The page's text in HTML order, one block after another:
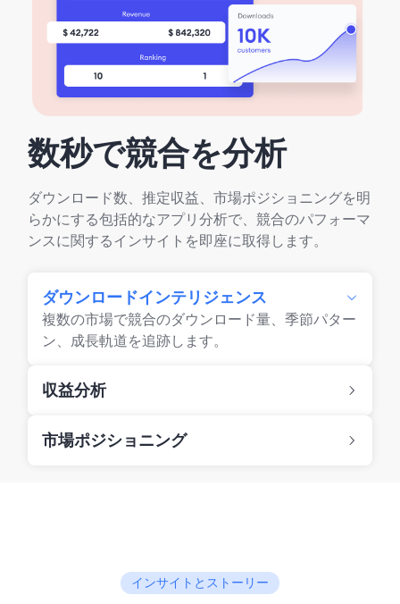
数秒で競合を分析
ダウンロード数、推定収益、市場ポジショニングを明
らかにする包括的なアプリ分析で、競合のパフォーマ
ンスに関するインサイトを即座に取得します。
ダウンロードインテリジェンス
複数の市場で競合のダウンロード量、季節パター
ン、成長軌道を追跡します。
収益分析
市場ポジショニング
インサイトとストーリー